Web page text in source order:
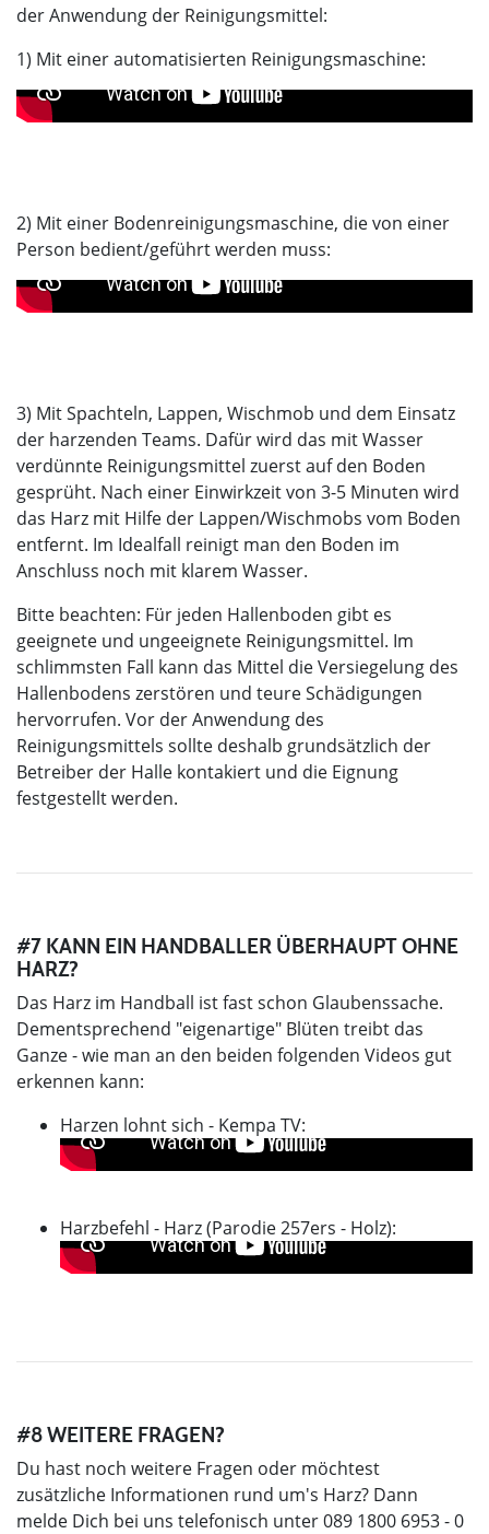
der Anwendung der Reinigungsmittel:
1) Mit einer automatisierten Reinigungsmaschine:
2) Mit einer Bodenreinigungsmaschine, die von einer
Person bedient/geführt werden muss:
3) Mit Spachteln, Lappen, Wischmob und dem Einsatz
der harzenden Teams. Dafür wird das mit Wasser
verdünnte Reinigungsmittel zuerst auf den Boden
gesprüht. Nach einer Einwirkzeit von 3-5 Minuten wird
das Harz mit Hilfe der Lappen/Wischmobs vom Boden
entfernt. Im Idealfall reinigt man den Boden im
Anschluss noch mit klarem Wasser.
Bitte beachten: Für jeden Hallenboden gibt es
geeignete und ungeeignete Reinigungsmittel. Im
schlimmsten Fall kann das Mittel die Versiegelung des
Hallenbodens zerstören und teure Schädigungen
hervorrufen. Vor der Anwendung des
Reinigungsmittels sollte deshalb grundsätzlich der
Betreiber der Halle kontakiert und die Eignung
festgestellt werden.
#7 KANN EIN HANDBALLER ÜBERHAUPT OHNE
HARZ?
Das Harz im Handball ist fast schon Glaubenssache.
Dementsprechend "eigenartige" Blüten treibt das
Ganze - wie man an den beiden folgenden Videos gut
erkennen kann:
Harzen lohnt sich - Kempa TV:
Harzbefehl - Harz (Parodie 257ers - Holz):
#8 WEITERE FRAGEN?
Du hast noch weitere Fragen oder möchtest
zusätzliche Informationen rund um's Harz? Dann
melde Dich bei uns telefonisch unter 089 1800 6953 - 0